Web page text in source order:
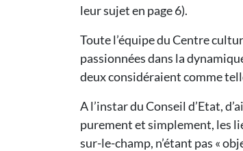
leur sujet en page 6).
Toute l’équipe du Centre
passionnées dans la
deux considéraient comme
A l’instar du Conseil d’Etat,
purement et simplement, les
sur-le-champ, n’étant pas «